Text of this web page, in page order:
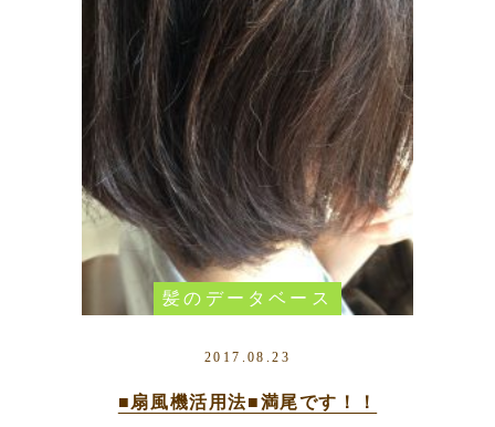
髪のデータベース
2017.08.23
■扇風機活用法■満尾です！！